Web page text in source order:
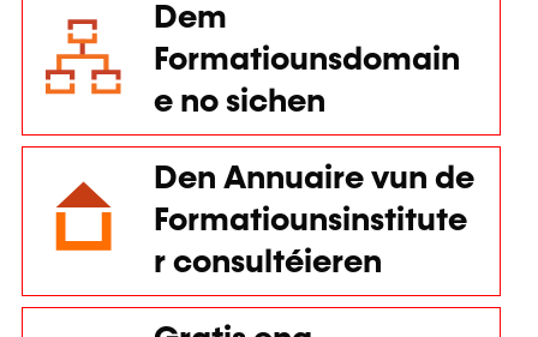
Dem
Formatiounsdomain
e no sichen
Den Annuaire vun de
Formatiounsinstitute
r consultéieren